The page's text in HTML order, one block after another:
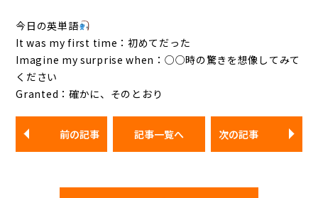
今日の英単語
It was my first time：初めてだった
Imagine my surprise when：○○時の驚きを想像してみて
ください
Granted：確かに、そのとおり
前の記事 記事一覧へ 次の記事